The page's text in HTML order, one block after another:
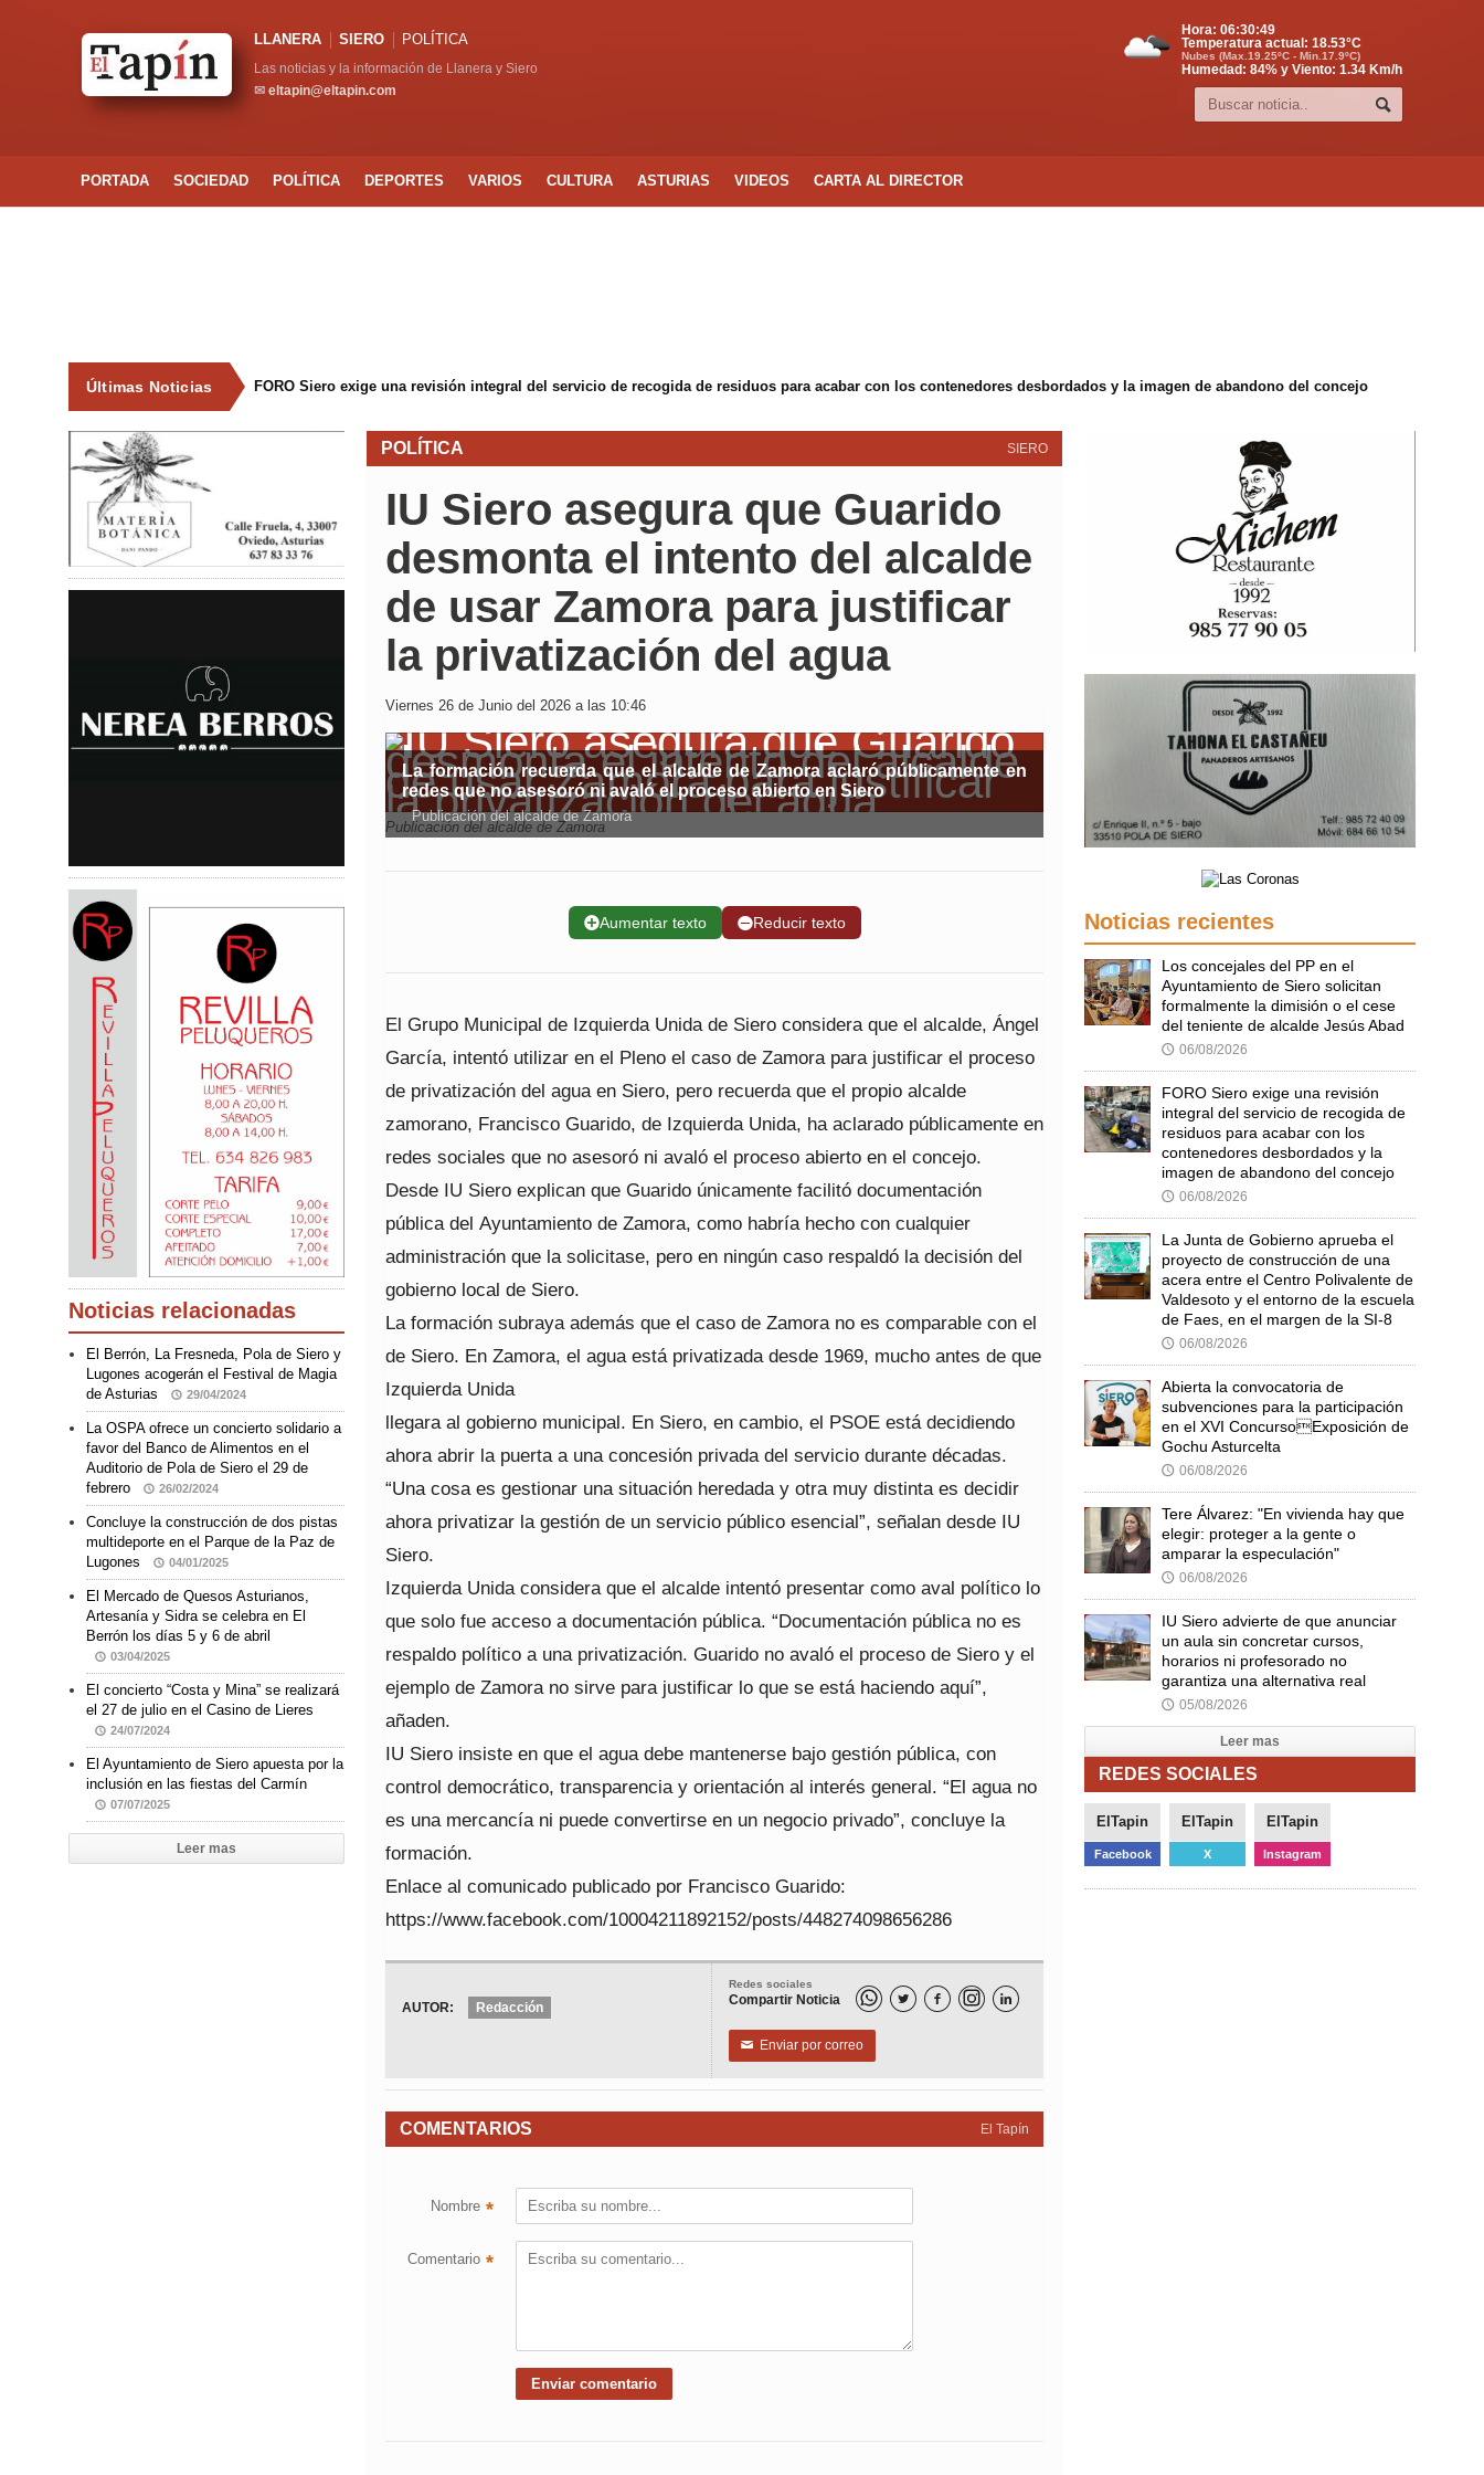
LLANERA SIERO POLÍTICA
Las noticias y la información de Llanera y Siero
✉ eltapin@eltapin.com
Hora: 06:30:49
Temperatura actual: 18.53°C
Nubes (Max.19.25ºC - Min.17.9ºC)
Humedad: 84% y Viento: 1.34 Km/h
PORTADA SOCIEDAD POLÍTICA DEPORTES VARIOS CULTURA ASTURIAS VIDEOS CARTA AL DIRECTOR
Últimas Noticias FORO Siero exige una revisión integral del servicio de recogida de residuos para acabar con los contenedores desbordados y la imagen de abandono del concejo
SIERO
POLÍTICA
IU Siero asegura que Guarido
desmonta el intento del alcalde
de usar Zamora para justificar
la privatización del agua
Viernes 26 de Junio del 2026 a las 10:46
La formación recuerda que el alcalde de Zamora aclaró públicamente en
redes que no asesoró ni avaló el proceso abierto en Siero
Publicación del alcalde de Zamora
Publicación del alcalde de Zamora
➕Aumentar texto ➖Reducir texto
El Grupo Municipal de Izquierda Unida de Siero considera que el alcalde, Ángel
García, intentó utilizar en el Pleno el caso de Zamora para justificar el proceso
de privatización del agua en Siero, pero recuerda que el propio alcalde
zamorano, Francisco Guarido, de Izquierda Unida, ha aclarado públicamente en
redes sociales que no asesoró ni avaló el proceso abierto en el concejo.
Desde IU Siero explican que Guarido únicamente facilitó documentación
pública del Ayuntamiento de Zamora, como habría hecho con cualquier
administración que la solicitase, pero en ningún caso respaldó la decisión del
gobierno local de Siero.
La formación subraya además que el caso de Zamora no es comparable con el
de Siero. En Zamora, el agua está privatizada desde 1969, mucho antes de que
Izquierda Unida
llegara al gobierno municipal. En Siero, en cambio, el PSOE está decidiendo
ahora abrir la puerta a una concesión privada del servicio durante décadas.
“Una cosa es gestionar una situación heredada y otra muy distinta es decidir
ahora privatizar la gestión de un servicio público esencial”, señalan desde IU
Siero.
Izquierda Unida considera que el alcalde intentó presentar como aval político lo
que solo fue acceso a documentación pública. “Documentación pública no es
respaldo político a una privatización. Guarido no avaló el proceso de Siero y el
ejemplo de Zamora no sirve para justificar lo que se está haciendo aquí”,
añaden.
IU Siero insiste en que el agua debe mantenerse bajo gestión pública, con
control democrático, transparencia y orientación al interés general. “El agua no
es una mercancía ni puede convertirse en un negocio privado”, concluye la
formación.
Enlace al comunicado publicado por Francisco Guarido:
https://www.facebook.com/10004211892152/posts/448274098656286
Redes sociales
Compartir Noticia   
✉ Enviar por correo
AUTOR: Redacción
El Tapín
COMENTARIOS
Nombre *
Comentario *
Noticias relacionadas
El Berrón, La Fresneda, Pola de Siero y
Lugones acogerán el Festival de Magia
de Asturias
29/04/2024
La OSPA ofrece un concierto solidario a
favor del Banco de Alimentos en el
Auditorio de Pola de Siero el 29 de
febrero
26/02/2024
Concluye la construcción de dos pistas
multideporte en el Parque de la Paz de
Lugones
04/01/2025
El Mercado de Quesos Asturianos,
Artesanía y Sidra se celebra en El
Berrón los días 5 y 6 de abril
03/04/2025
El concierto “Costa y Mina” se realizará
el 27 de julio en el Casino de Lieres
24/07/2024
El Ayuntamiento de Siero apuesta por la
inclusión en las fiestas del Carmín
07/07/2025
Leer mas
Noticias recientes
Los concejales del PP en el
Ayuntamiento de Siero solicitan
formalmente la dimisión o el cese
del teniente de alcalde Jesús Abad
🕔 06/08/2026
FORO Siero exige una revisión
integral del servicio de recogida de
residuos para acabar con los
contenedores desbordados y la
imagen de abandono del concejo
🕔 06/08/2026
La Junta de Gobierno aprueba el
proyecto de construcción de una
acera entre el Centro Polivalente de
Valdesoto y el entorno de la escuela
de Faes, en el margen de la SI-8
🕔 06/08/2026
Abierta la convocatoria de
subvenciones para la participación
en el XVI ConcursoExposición de
Gochu Asturcelta
🕔 06/08/2026
Tere Álvarez: "En vivienda hay que
elegir: proteger a la gente o
amparar la especulación"
🕔 06/08/2026
IU Siero advierte de que anunciar
un aula sin concretar cursos,
horarios ni profesorado no
garantiza una alternativa real
🕔 05/08/2026
Leer mas
REDES SOCIALES
ElTapin
Facebook
ElTapin
X
ElTapin
Instagram